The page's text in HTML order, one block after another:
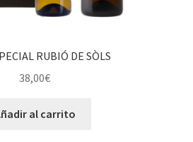
RUBIÓ DE SÒLS
38,00€
al carrito